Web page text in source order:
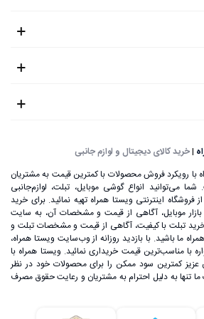
باید بدانید که برندهای بسیار زیادی در
بالا رده و تبلت‌ میان رده می‌توان به
برند سامسونگ به عنوان یکی از
در زمینه تولید گوشی و تلویزیون‌های
یکی از پرطرفدارترین تولیدات
است که به دلیل کیفیت بسیار بالا، در
|خرید کالای دیجیتال و لوازم جانبی
با رویکرد فروش محصولات با کمترین قیمت به مشتریان
می‌توانید انواع گوشی موبایل، تبلت، لوازم‌جانبی
فروشگاه اینترنتی ویستا همراه تهیه نمائید. برای خرید
موبایل، آگاهی از قیمت و مشخصات آن، به ‌سایت
خرید تبلت با کیفیت، آگاهی از قیمت و مشخصات تبلت و
ما باشید. با بازدید روزانه از وب‌سایت ویستا همراه،
با مناسب‌ترین قیمت خریداری نمائید. ویستا همراه با
کمترین سود ممکن را برای محصولات خود در نظر
تنها به دلیل احترام به مشتریان و رعایت حقوق مصرف